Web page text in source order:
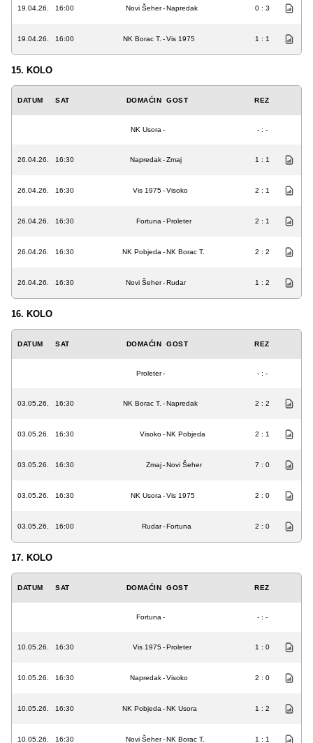
19.04.26. 16:00 Novi Šeher-Napredak 0 : 3
19.04.26. 16:00 NK Borac T. -Vis 1975 1 : 1
15. KOLO
DATUM SAT DOMAĆIN GOST REZ
NK Usora - - : -
26.04.26. 16:30 Napredak-Zmaj 1 : 1
26.04.26. 16:30 Vis 1975-Visoko 2 : 1
26.04.26. 16:30 Fortuna -Proleter 2 : 1
26.04.26. 16:30 NK Pobjeda -NK Borac T. 2 : 2
26.04.26. 16:30 Novi Šeher-Rudar 1 : 2
16. KOLO
DATUM SAT DOMAĆIN GOST REZ
Proleter- - : -
03.05.26. 16:30 NK Borac T. -Napredak 2 : 2
03.05.26. 16:30 Visoko-NK Pobjeda 2 : 1
03.05.26. 16:30 Zmaj-Novi Šeher 7 : 0
03.05.26. 16:30 NK Usora -Vis 1975 2 : 0
03.05.26. 16:00 Rudar-Fortuna 2 : 0
17. KOLO
DATUM SAT DOMAĆIN GOST REZ
Fortuna - - : -
10.05.26. 16:30 Vis 1975-Proleter 1 : 0
10.05.26. 16:30 Napredak-Visoko 2 : 0
10.05.26. 16:30 NK Pobjeda -NK Usora 1 : 2
10.05.26. 16:30 Novi Šeher-NK Borac T. 1 : 1